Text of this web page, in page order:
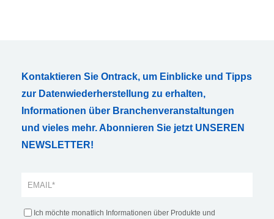
Kontaktieren Sie Ontrack, um Einblicke und Tipps
zur Datenwiederherstellung zu erhalten,
Informationen über Branchenveranstaltungen
und vieles mehr. Abonnieren Sie jetzt UNSEREN
NEWSLETTER!
Ich möchte monatlich Informationen über Produkte und